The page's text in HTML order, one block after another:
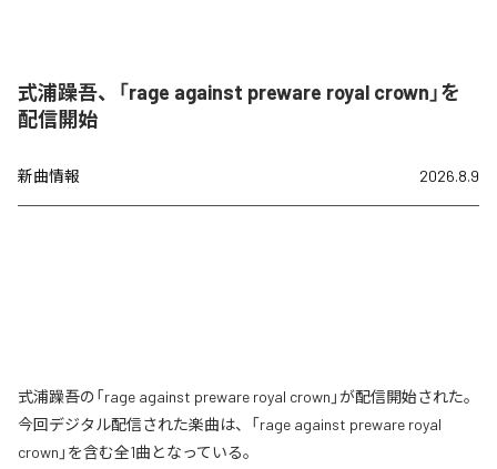
式浦躁吾、「rage against preware royal crown」を
配信開始
新曲情報 2026.8.9
式浦躁吾の「rage against preware royal crown」が配信開始された。
今回デジタル配信された楽曲は、「rage against preware royal
crown」を含む全1曲となっている。